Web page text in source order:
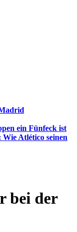
ein Fünfeck ist
Atlético seinen
bei der